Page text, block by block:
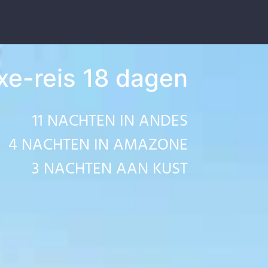
reis 18 dagen
11 NACHTEN IN ANDES
4 NACHTEN IN AMAZONE
3 NACHTEN AAN KUST